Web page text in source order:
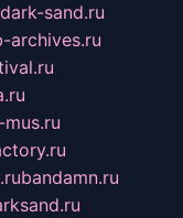
dark-sand.ru
archives.ru
mus.ru
bandamn.ru